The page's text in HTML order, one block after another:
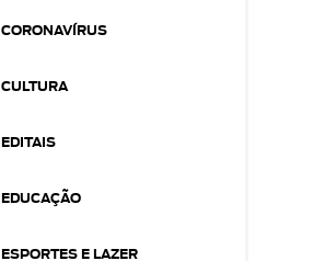
CORONAVÍRUS
CULTURA
EDITAIS
EDUCAÇÃO
ESPORTES E LAZER